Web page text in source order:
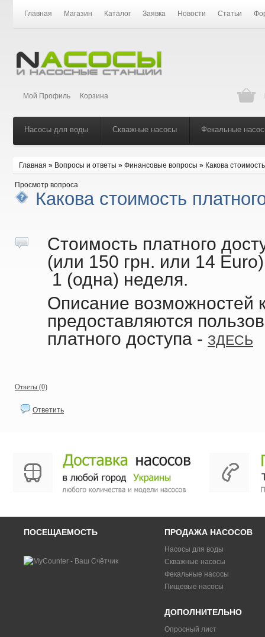
Главная Магазин Каталог Заявка Новости Статьи
Мой Профиль Корзина
Насосы для воды Скважные насосы Фекальные
Главная » Вопросы и ответы » Финансовые вопросы » Какова
Просмотр вопроса
Какова стоимость
Стоимость платного
(или 150 грн. или 14
1 (одна) неделя.
Описание возможностей
предоставляются
платного доступа - ЗДЕСЬ
Ответы (0)
Ответить
ПОСЕЩАЕМОСТЬ ПРОДАЖА НАСОСОВ
Насосы для воды
Скважные насосы
Фекальные насосы
Пищевые насосы
ДОПОЛНИТЕЛЬНО
Опросный лист